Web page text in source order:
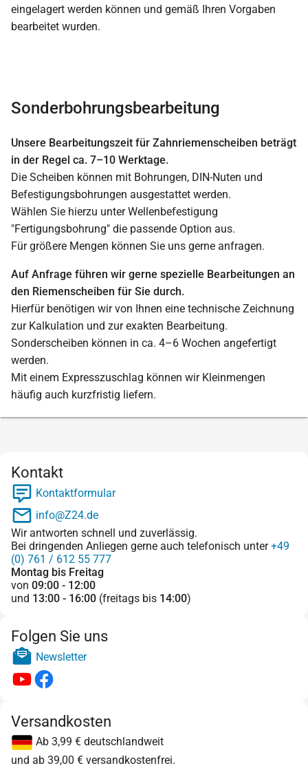
eingelagert werden können und gemäß Ihren Vorgaben
bearbeitet wurden.
Sonderbohrungsbearbeitung
Unsere Bearbeitungszeit für Zahnriemenscheiben beträgt
in der Regel ca. 7–10 Werktage.
Die Scheiben können mit Bohrungen, DIN-Nuten und
Befestigungsbohrungen ausgestattet werden.
Wählen Sie hierzu unter Wellenbefestigung
"Fertigungsbohrung" die passende Option aus.
Für größere Mengen können Sie uns gerne anfragen.
Auf Anfrage führen wir gerne spezielle Bearbeitungen an
den Riemenscheiben für Sie durch.
Hierfür benötigen wir von Ihnen eine technische Zeichnung
zur Kalkulation und zur exakten Bearbeitung.
Sonderscheiben können in ca. 4–6 Wochen angefertigt
werden.
Mit einem Expresszuschlag können wir Kleinmengen
häufig auch kurzfristig liefern.
Kontakt
Kontaktformular
info@Z24.de
Wir antworten schnell und zuverlässig.
Bei dringenden Anliegen gerne auch telefonisch unter+49
(0) 761 / 612 55 777
Montag bis Freitag
von 09:00 - 12:00
und 13:00 - 16:00 (freitags bis 14:00)
Folgen Sie uns
Newsletter
Versandkosten
Ab 3,99 € deutschlandweit
und ab 39,00 € versandkostenfrei.